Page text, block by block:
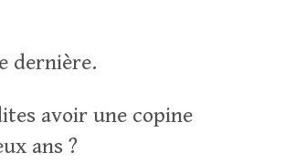
dernière.
avoir une copine
ans ?